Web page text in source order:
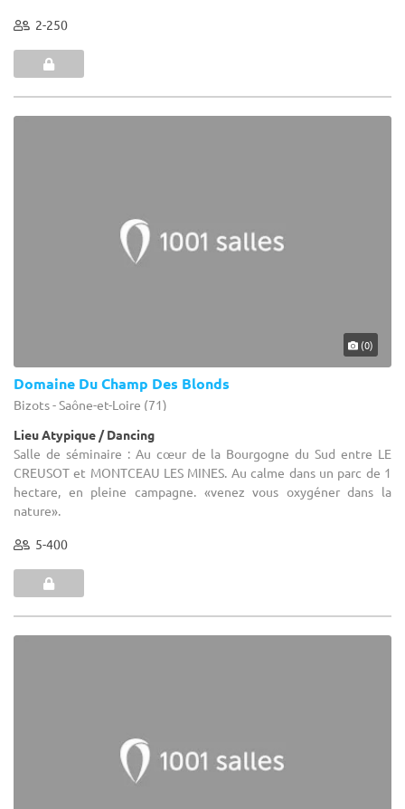
2-250
(0)
Domaine Du Champ Des Blonds
Bizots - Saône-et-Loire (71)
Lieu Atypique / Dancing
Salle de séminaire : Au cœur de la Bourgogne du Sud entre LE
CREUSOT et MONTCEAU LES MINES. Au calme dans un parc de 1
hectare, en pleine campagne. «venez vous oxygéner dans la
nature».
5-400